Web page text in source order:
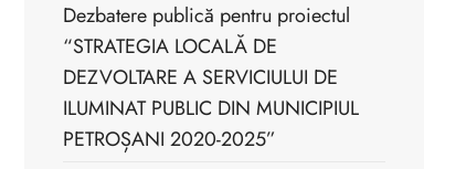
Dezbatere publică pentru proiectul
“STRATEGIA LOCALĂ DE
DEZVOLTARE A SERVICIULUI DE
ILUMINAT PUBLIC DIN MUNICIPIUL
PETROȘANI 2020-2025”